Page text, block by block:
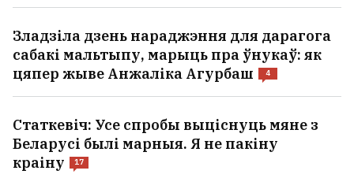
Зладзіла дзень нараджэння для дарагога
сабакі мальтыпу, марыць пра ўнукаў: як
цяпер жыве Анжаліка Агурбаш
4
Статкевіч: Усе спробы выціснуць мяне з
Беларусі былі марныя. Я не пакіну
краіну
17